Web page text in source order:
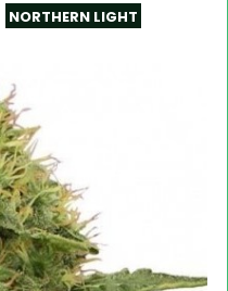
NORTHERN LIGHT